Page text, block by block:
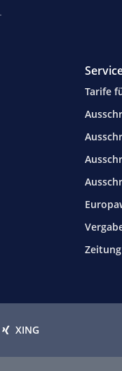
Tarife
Zeitung
XING